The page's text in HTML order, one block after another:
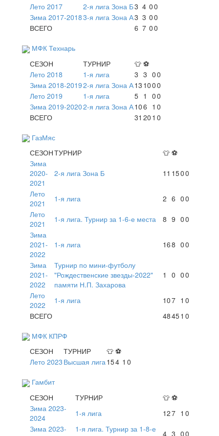
Лето 2017
2-я лига Зона Б3 4 00
Зима 2017-20183-я лига Зона А3 3 00
ВСЕГО
6 7 00
МФК Технарь
СЕЗОН
ТУРНИР 👕 ⚽
Лето 2018
1-я лига 3 3 00
Зима 2018-20192-я лига Зона А13 1000
Лето 2019
1-я лига 5 1 00
Зима 2019-20202-я лига Зона А106 1 0
ВСЕГО
31 20 1 0
ГазМяс
СЕЗОНТУРНИР 👕 ⚽
Зима
2020-
2021
2-я лига Зона Б 11 1500
Лето
2021
1-я лига 2 6 00
Лето
2021
1-я лига. Турнир за 1-6-е места 8 9 00
Зима
2021-
2022
1-я лига 168 00
Зима
2021-
2022
Турнир по мини-футболу
"Рождественские звезды-2022"
памяти Н.П. Захарова
1 0 00
Лето
2022
1-я лига 107 1 0
ВСЕГО
48451 0
МФК КПРФ
СЕЗОН
ТУРНИР 👕 ⚽
Лето 2023 Высшая лига154 1 0
Гамбит
СЕЗОН
ТУРНИР 👕 ⚽
Зима 2023-
2024
1-я лига 127 1 0
Зима 2023-
1-я лига. Турнир за 1-8-е
4 3 00